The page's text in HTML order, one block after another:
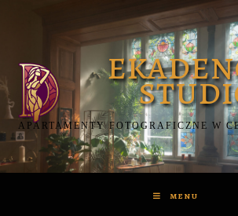
APARTAMENTY FOTOGRAFICZNE W
MENU